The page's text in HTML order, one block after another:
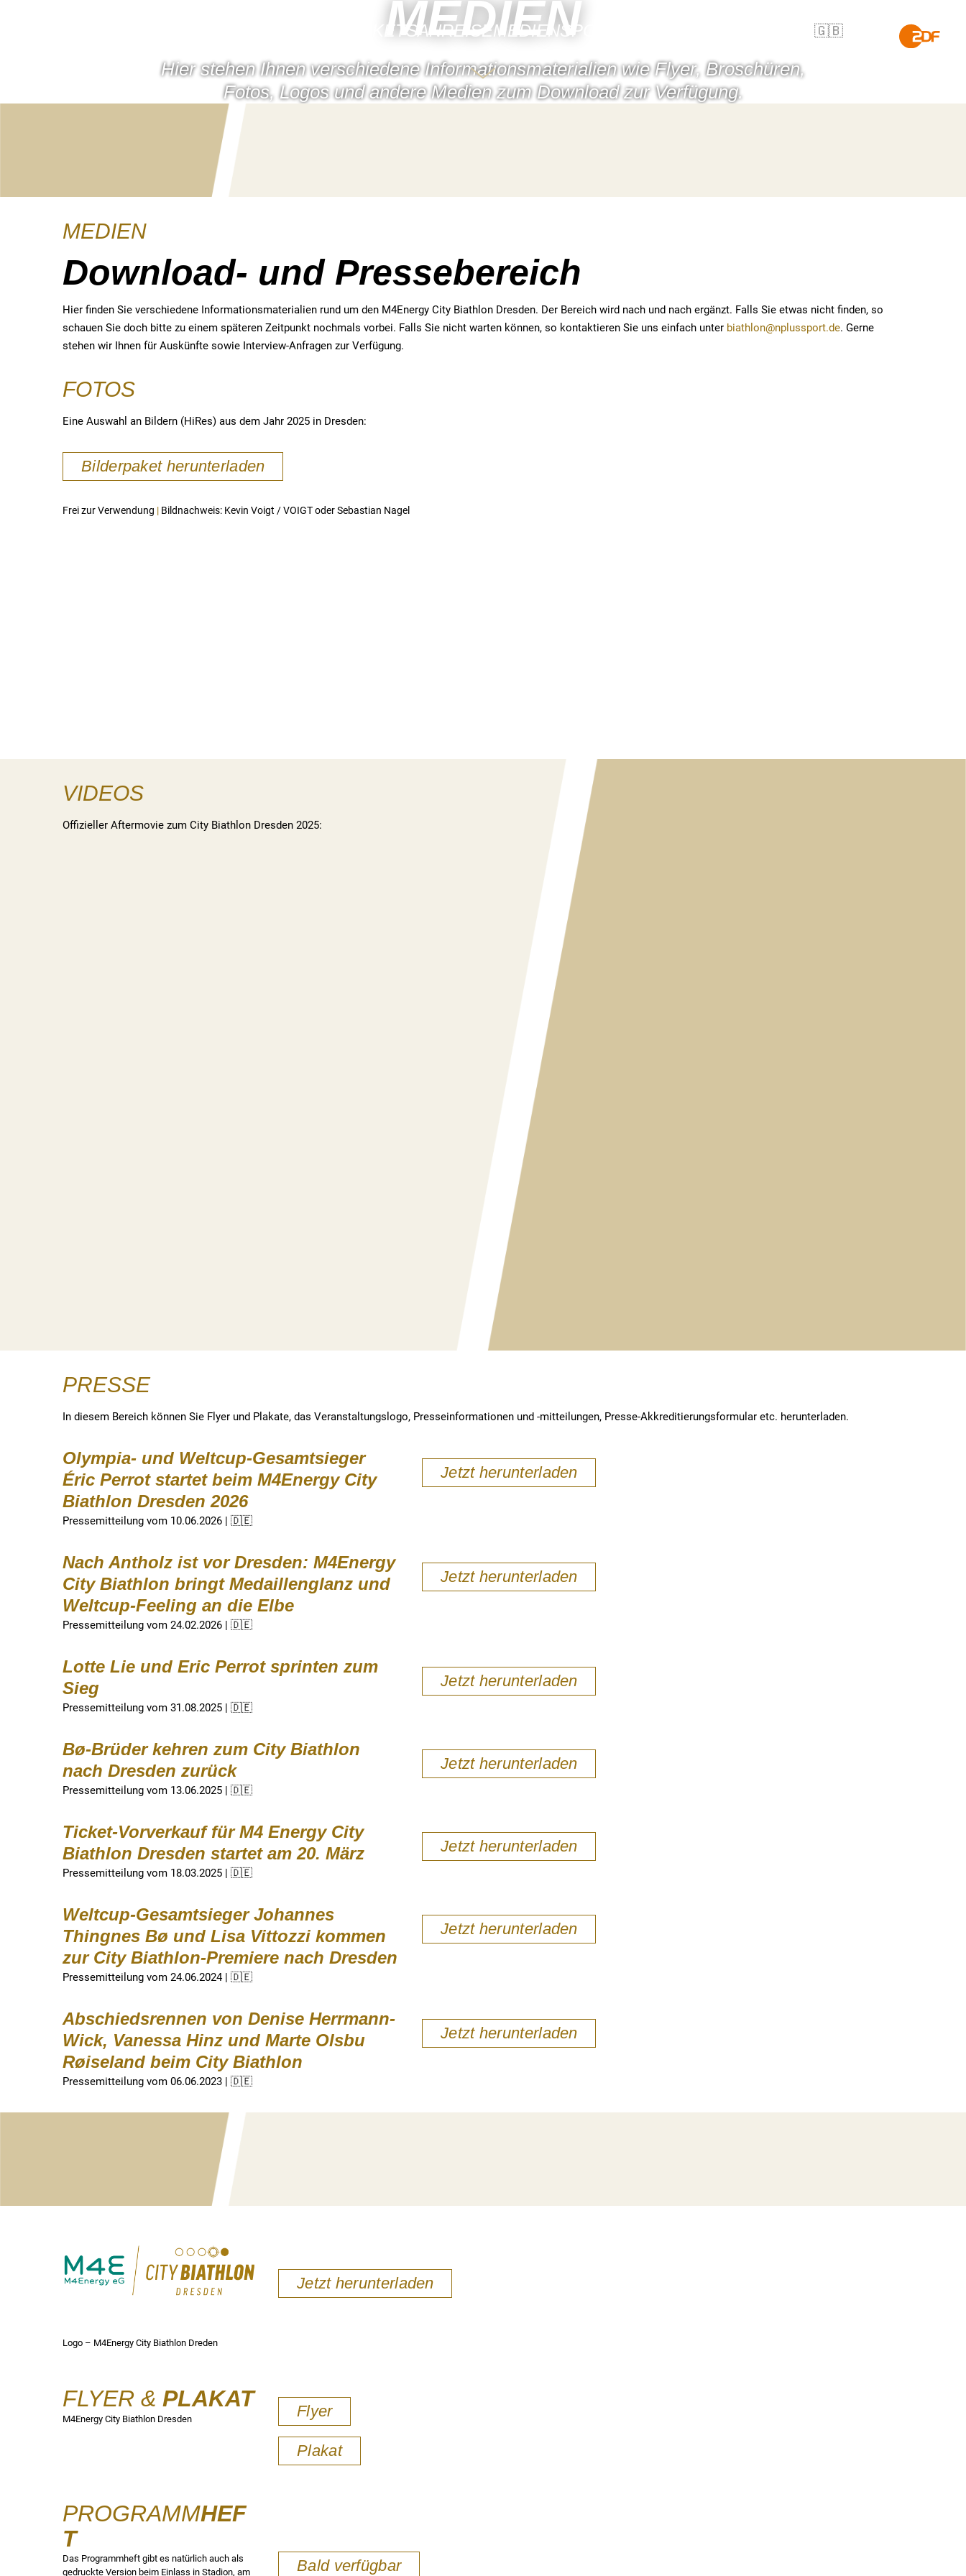
NEWS
STRECKE
RAHMENPROGRAMM
TICKETSANREISEMEDIENSPONSOREN 🇬🇧
MEDIEN
Hier stehen Ihnen verschiedene Informationsmaterialien wie Flyer, Broschüren,
Fotos, Logos und andere Medien zum Download zur Verfügung.
MEDIEN
Download- und Pressebereich
Hier finden Sie verschiedene Informationsmaterialien rund um den M4Energy City Biathlon Dresden. Der Bereich wird nach und nach ergänzt. Falls Sie etwas nicht finden, so
schauen Sie doch bitte zu einem späteren Zeitpunkt nochmals vorbei. Falls Sie nicht warten können, so kontaktieren Sie uns einfach unter biathlon@nplussport.de. Gerne
stehen wir Ihnen für Auskünfte sowie Interview-Anfragen zur Verfügung.
FOTOS
Eine Auswahl an Bildern (HiRes) aus dem Jahr 2025 in Dresden:
Bilderpaket herunterladen
Frei zur Verwendung | Bildnachweis: Kevin Voigt / VOIGT oder Sebastian Nagel
VIDEOS
Offizieller Aftermovie zum City Biathlon Dresden 2025:
PRESSE
In diesem Bereich können Sie Flyer und Plakate, das Veranstaltungslogo, Presseinformationen und -mitteilungen, Presse-Akkreditierungsformular etc. herunterladen.
Olympia- und Weltcup-Gesamtsieger
Éric Perrot startet beim M4Energy City
Biathlon Dresden 2026
Pressemitteilung vom 10.06.2026 | 🇩🇪
Jetzt herunterladen
Nach Antholz ist vor Dresden: M4Energy
City Biathlon bringt Medaillenglanz und
Weltcup-Feeling an die Elbe
Pressemitteilung vom 24.02.2026 | 🇩🇪
Jetzt herunterladen
Lotte Lie und Eric Perrot sprinten zum
Sieg
Pressemitteilung vom 31.08.2025 | 🇩🇪
Jetzt herunterladen
Bø-Brüder kehren zum City Biathlon
nach Dresden zurück
Pressemitteilung vom 13.06.2025 | 🇩🇪
Jetzt herunterladen
Ticket-Vorverkauf für M4 Energy City
Biathlon Dresden startet am 20. März
Pressemitteilung vom 18.03.2025 | 🇩🇪
Jetzt herunterladen
Weltcup-Gesamtsieger Johannes
Thingnes Bø und Lisa Vittozzi kommen
zur City Biathlon-Premiere nach Dresden
Pressemitteilung vom 24.06.2024 | 🇩🇪
Jetzt herunterladen
Abschiedsrennen von Denise Herrmann-
Wick, Vanessa Hinz und Marte Olsbu
Røiseland beim City Biathlon
Pressemitteilung vom 06.06.2023 | 🇩🇪
Jetzt herunterladen
Logo – M4Energy City Biathlon Dreden
Jetzt herunterladen
FLYER & PLAKAT
M4Energy City Biathlon Dresden Flyer
Plakat
PROGRAMMHEF
T
Das Programmheft gibt es natürlich auch als
gedruckte Version beim Einlass in Stadion, am
Bald verfügbar